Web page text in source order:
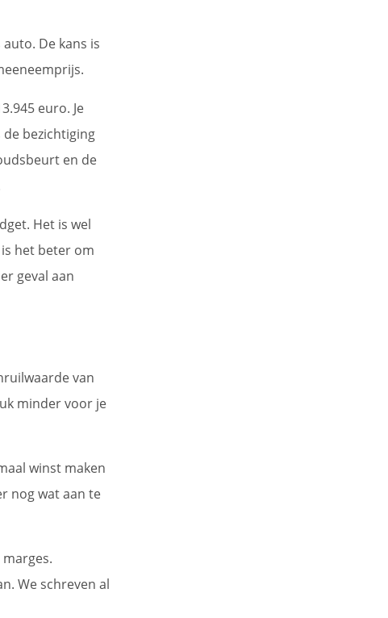
De kans is
euro. Je
de bezichtiging
en de
Het is wel
het beter om
geval aan
van
minder voor je
winst maken
nog wat aan te
We schreven al